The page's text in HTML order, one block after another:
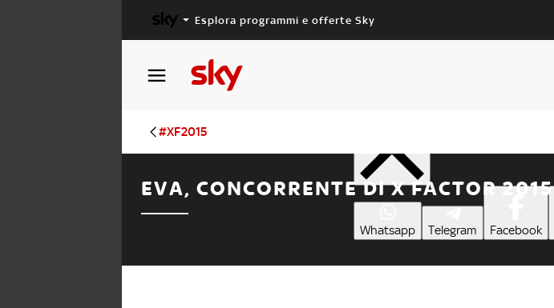
Esplora programmi e offerte Sky
#XF2015
EVA, CONCORRENTE DI X FACTOR 2015
Whatsapp Telegram Facebook